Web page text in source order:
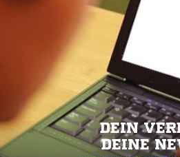
DEIN
DEINE